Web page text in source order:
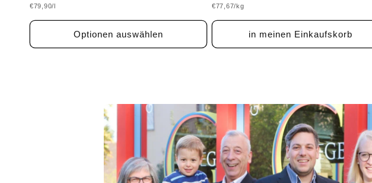
Preis
Grundpreis
€79,90/l
Optionen auswählen
Preis
Grundpreis
€77,67/kg
in meinen Einkaufskorb